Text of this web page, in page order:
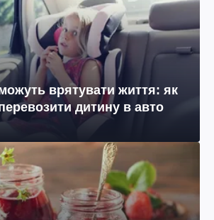
врятувати життя: як
дитину в авто